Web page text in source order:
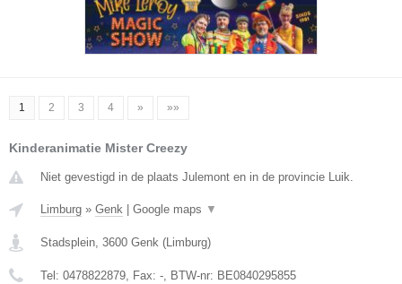
1 2 3 4 » »»
Kinderanimatie Mister Creezy
Niet gevestigd in de plaats Julemont en in de provincie Luik.
Limburg » Genk Google maps ▼
Stadsplein, 3600 Genk (Limburg)
Tel: 0478822879, Fax: -, BTW-nr: BE0840295855